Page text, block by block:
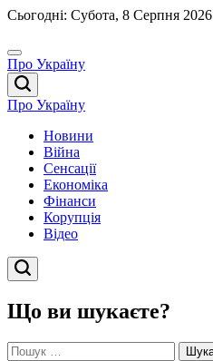
Перейти
вмісту
Сьогодні: Субота, 8 Серпня 2026
Про Україну
Про Україну
Новини
Війна
Сенсації
Економіка
Фінанси
Корупція
Відео
Що ви шукаєте?
Пошук: